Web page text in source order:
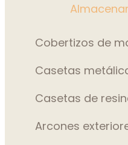
Cobertizos de
Casetas
Casetas de
Arcones